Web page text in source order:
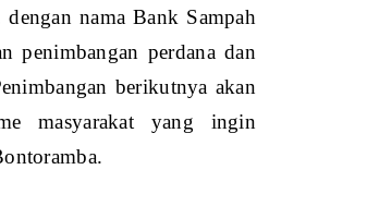
nama Bank Sampah
penimbangan perdana dan
berikutnya akan
masyarakat yang ingin